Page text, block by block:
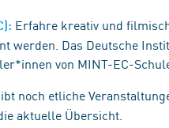
Erfahre kreativ und
werden. Das Deutsche
von MINT-EC-
noch etliche
aktuelle Übersicht.